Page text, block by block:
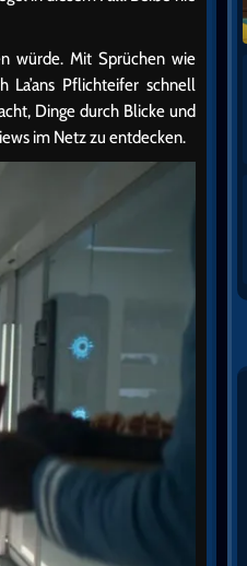
würde. Mit Sprüchen wie
Pflichteifer schnell
Dinge durch Blicke und
im Netz zu entdecken.